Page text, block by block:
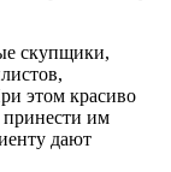
скупщики,
этом красиво
принести им
дают